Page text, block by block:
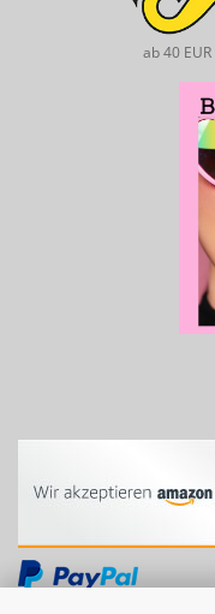
ab 40